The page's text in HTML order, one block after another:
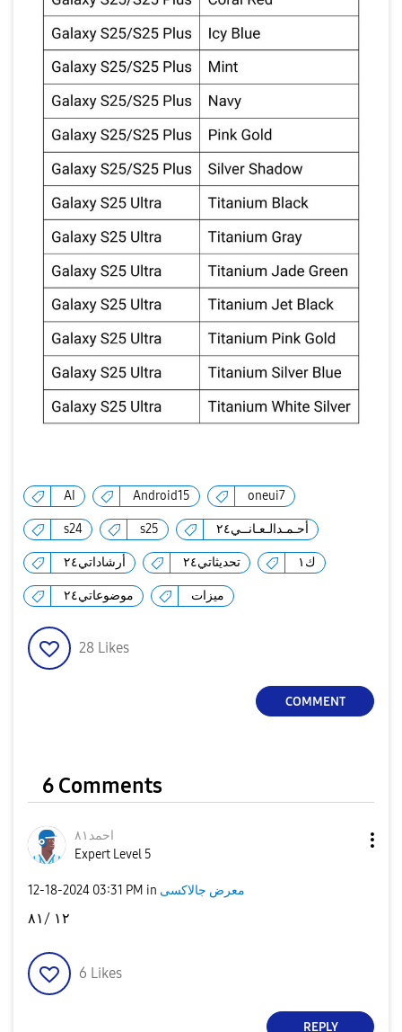
AI Android15 oneui7
s24 s25 أحـمـدالـعـانــي٢٤
أرشاداتي٢٤ تحديثاتي٢٤ ك١
موضوعاتي٢٤ ميزات
28 Likes
COMMENT
6 Comments
احمد٨١
Expert Level 5
‎12-18-2024 03:31 PM in معرض جالاكسى
١٢ /٨١
6 Likes
REPLY